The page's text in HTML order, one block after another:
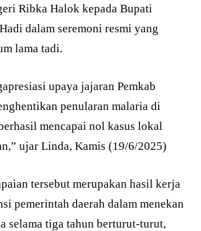
Ribka Halok kepada Bupati
dalam seremoni resmi yang
lama tadi.
upaya jajaran Pemkab
penularan malaria di
mencapai nol kasus lokal
ujar Linda, Kamis (19/6/2025)
tersebut merupakan hasil kerja
pemerintah daerah dalam menekan
selama tiga tahun berturut-turut,